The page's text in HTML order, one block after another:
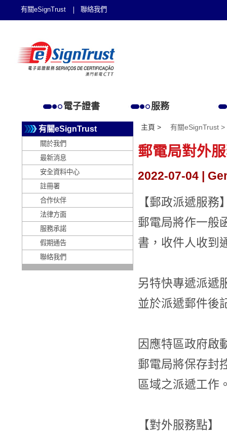
有關eSignTrust 聯絡我們
電子證書 服務
有關eSignTrust
關於我們
最新消息
安全資料中心
註冊署
合作伙伴
法律方面
服務承諾
假期通告
聯絡我們
主頁 > 有關eSignTrust >
郵電局對外
2022-07-04 |
【郵政派遞服務
郵電局將作一般
書，收件人收到
另特快專遞派遞
並於派遞郵件後
因應特區政府啟
郵電局將保存封
區域之派遞工作
【對外服務點】